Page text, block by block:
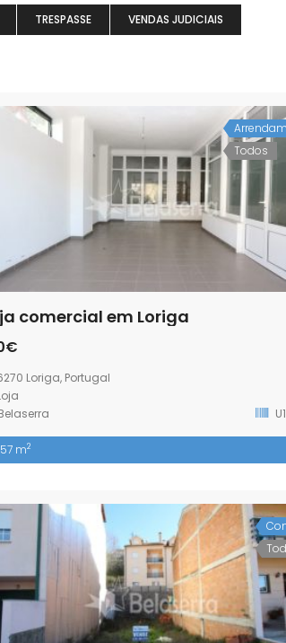
TRESPASSE VENDAS JUDICIAIS
Todos
comercial em Loriga
Loriga, Portugal
57 m2